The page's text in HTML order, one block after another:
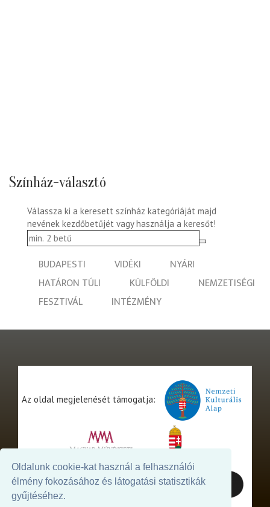
Oldalunk cookie-kat használ a felhasználói
élmény fokozásához és látogatási statisztikák
gyűjtéséhez.
Színház-választó
Válassza ki a keresett színház kategóriáját majd
nevének kezdőbetűjét vagy használja a keresőt!
BUDAPESTI VIDÉKI
NYÁRI
HATÁRON TÚLI
KÜLFÖLDI
NEMZETISÉGI
FESZTIVÁL
INTÉZMÉNY
Az oldal megjelenését támogatja: